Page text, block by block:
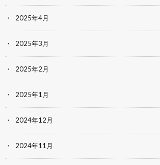
2025年4月
2025年3月
2025年2月
2025年1月
2024年12月
2024年11月